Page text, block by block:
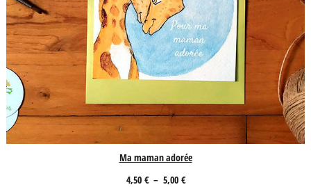
Ma maman adorée
4,50 € – 5,00 €Plage